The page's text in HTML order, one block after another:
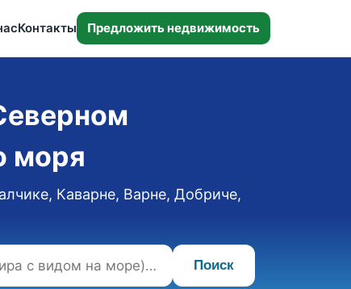
Контакты Предложить недвижимость
моря
Каварне, Варне, Добриче,
Поиск